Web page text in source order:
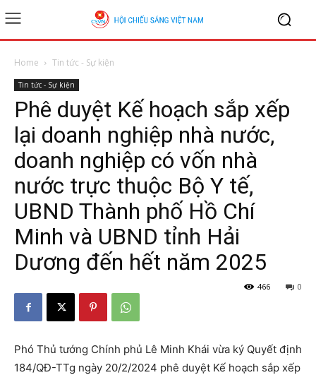
Home Tin tức - Sự kiện
Tin tức - Sự kiện
Phê duyệt Kế hoạch sắp xếp
lại doanh nghiệp nhà nước,
doanh nghiệp có vốn nhà
nước trực thuộc Bộ Y tế,
UBND Thành phố Hồ Chí
Minh và UBND tỉnh Hải
Dương đến hết năm 2025
0
466
Phó Thủ tướng Chính phủ Lê Minh Khái vừa ký Quyết định
184/QĐ-TTg ngày 20/2/2024 phê duyệt Kế hoạch sắp xếp